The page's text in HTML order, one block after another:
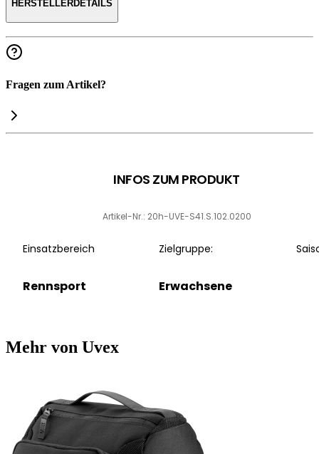
HERSTELLERDETAILS
Fragen zum Artikel?
INFOS ZUM PRODUKT
Artikel-Nr.: 20h-UVE-S41.S.102.0200
Einsatzbereich
Rennsport
Zielgruppe:
Erwachsene
Mehr von Uvex